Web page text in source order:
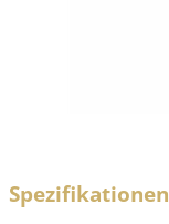
Spezifikationen